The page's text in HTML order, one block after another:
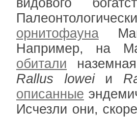
видового
орнитофауна
Например, на
обитали
Rallus loweiи
описанные
Исчезли они,